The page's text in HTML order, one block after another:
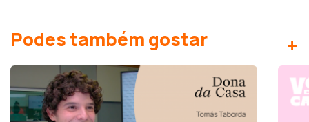
Podes também gostar +